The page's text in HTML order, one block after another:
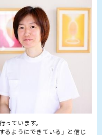
ています。
るようにできている」と信じ